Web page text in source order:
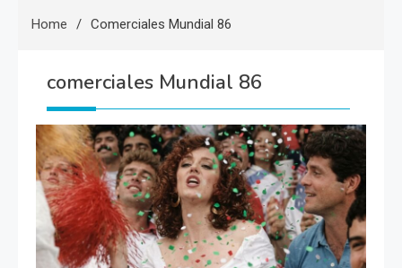
Home Comerciales Mundial 86
comerciales Mundial 86